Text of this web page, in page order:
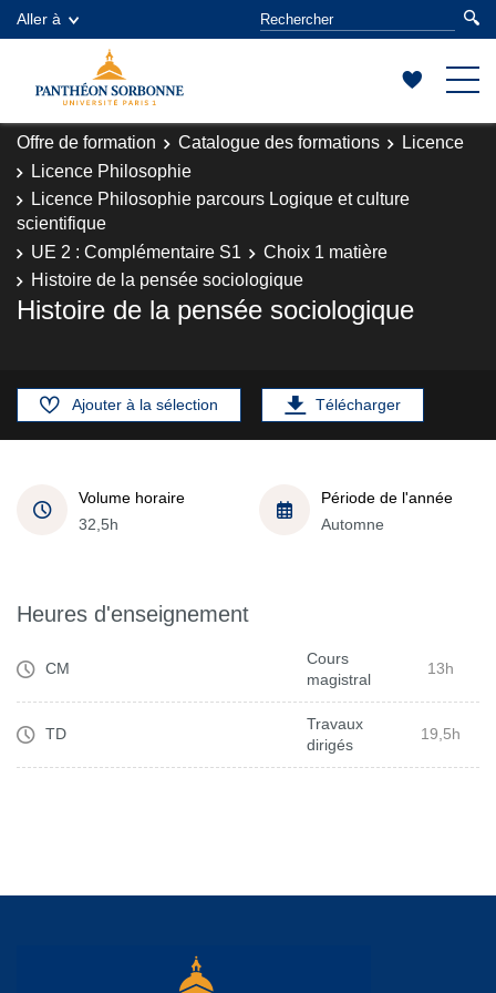
Aller à
Offre de formation Catalogue des formations
Licence
Licence Philosophie
Licence Philosophie parcours Logique et culture
scientifique
UE 2 : Complémentaire S1
Choix 1 matière
Histoire de la pensée sociologique
Histoire de la pensée sociologique
Ajouter à la sélection Télécharger
Volume horaire
32,5h
Période de l'année
Automne
Heures d'enseignement
CM
Cours
magistral
13h
TD
Travaux
dirigés
19,5h